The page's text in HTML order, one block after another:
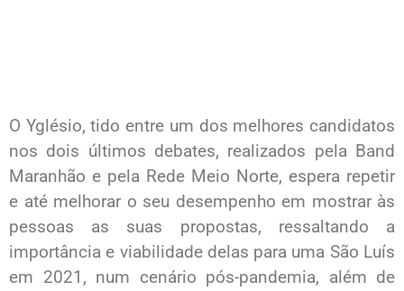
O Yglésio, tido entre um dos melhores candidatos
nos dois últimos debates, realizados pela Band
Maranhão e pela Rede Meio Norte, espera repetir
e até melhorar o seu desempenho em mostrar às
pessoas as suas propostas, ressaltando a
importância e viabilidade delas para uma São Luís
em 2021, num cenário pós-pandemia, além de